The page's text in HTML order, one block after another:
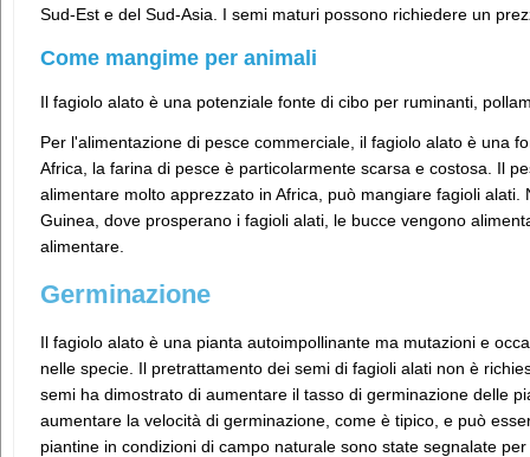
Sud-Est e del Sud-Asia. I semi maturi possono richiedere un
Come mangime per animali
Il fagiolo alato è una potenziale fonte di cibo per ruminanti,
Per l'alimentazione di pesce commerciale, il fagiolo alato è una
Africa, la farina di pesce è particolarmente scarsa e costosa. Il
alimentare molto apprezzato in Africa, può mangiare fagioli
Guinea, dove prosperano i fagioli alati, le bucce vengono
alimentare.
Germinazione
Il fagiolo alato è una pianta autoimpollinante ma mutazioni e
nelle specie. Il pretrattamento dei semi di fagioli alati non è
semi ha dimostrato di aumentare il tasso di germinazione delle
aumentare la velocità di germinazione, come è tipico, e può
piantine in condizioni di campo naturale sono state segnalate